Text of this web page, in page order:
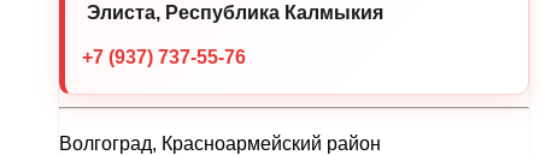
Элиста, Республика Калмыкия
+7 (937) 737-55-76
Волгоград, Красноармейский район